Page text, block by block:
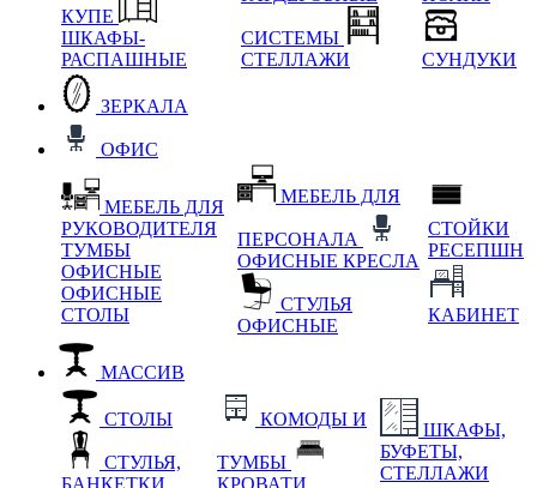
КУПЕ
ШКАФЫ-
РАСПАШНЫЕ
СИСТЕМЫ
СТЕЛЛАЖИ
СУНДУКИ
ЗЕРКАЛА
ОФИС
МЕБЕЛЬ ДЛЯ
РУКОВОДИТЕЛЯ
ТУМБЫ
ОФИСНЫЕ
ОФИСНЫЕ
СТОЛЫ
МЕБЕЛЬ ДЛЯ
ПЕРСОНАЛА
ОФИСНЫЕ КРЕСЛА
СТУЛЬЯ
ОФИСНЫЕ
СТОЙКИ
РЕСЕПШН
КАБИНЕТ
МАССИВ
СТОЛЫ
СТУЛЬЯ,
КОМОДЫ И
ТУМБЫ
ШКАФЫ,
БУФЕТЫ,
СТЕЛЛАЖИ